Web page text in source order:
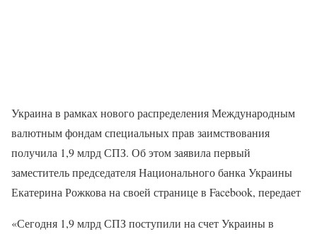
Украина в рамках нового распределения Международным
валютным фондам специальных прав заимствования
получила 1,9 млрд СПЗ. Об этом заявила первый
заместитель председателя Национального банка Украины
Екатерина Рожкова на своей странице в Facebook, передает
«Сегодня 1,9 млрд СПЗ поступили на счет Украины в